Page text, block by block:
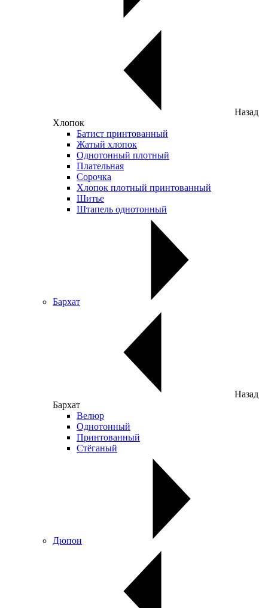
Назад
Хлопок
Батист принтованный
Жатый хлопок
Однотонный плотный
Плательная
Сорочка
Хлопок плотный принтованный
Шитье
Штапель однотонный
Бархат
Назад
Бархат
Велюр
Однотонный
Принтованный
Стёганый
Дюпон